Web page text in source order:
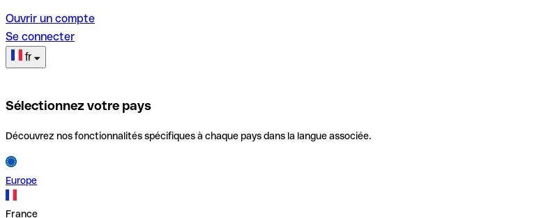
Ouvrir un compte
Se connecter
fr
Sélectionnez votre pays
Découvrez nos fonctionnalités spécifiques à chaque pays dans la langue associée.
Europe
France